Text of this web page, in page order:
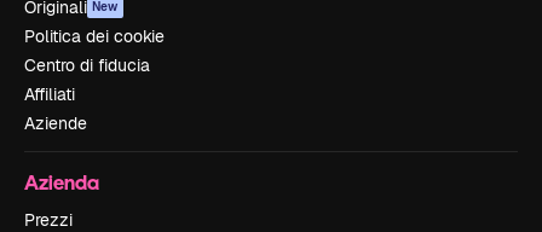
Originali New
Politica dei cookie
Centro di fiducia
Affiliati
Aziende
Azienda
Prezzi